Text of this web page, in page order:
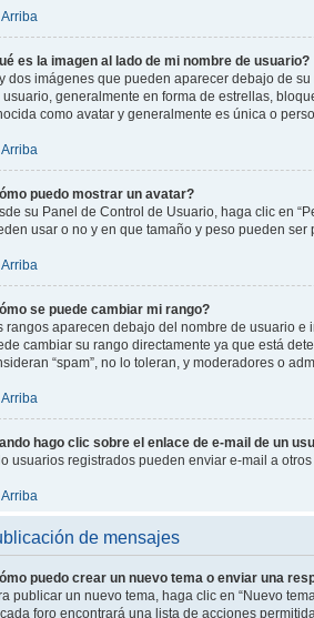
Arriba
es la imagen al lado de mi nombre de usuario?
dos imágenes que pueden aparecer debajo de
usuario, generalmente en forma de estrellas,
como avatar y generalmente es única o
Arriba
puedo mostrar un avatar?
su Panel de Control de Usuario, haga clic en
usar o no y en que tamaño y peso pueden
Arriba
se puede cambiar mi rango?
rangos aparecen debajo del nombre de usuario
cambiar su rango directamente ya que está
“spam”, no lo toleran, y moderadores o
Arriba
hago clic sobre el enlace de e-mail de un
usuarios registrados pueden enviar e-mail a
Arriba
de mensajes
puedo crear un nuevo tema o enviar una
publicar un nuevo tema, haga clic en “Nuevo
foro encontrará una lista de acciones